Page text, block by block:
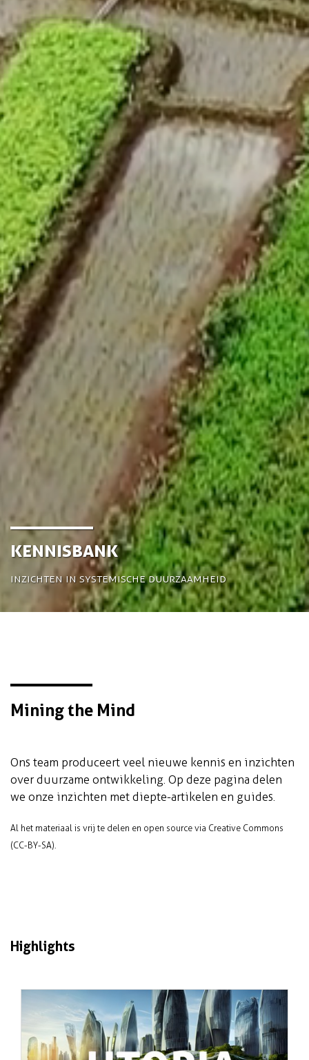
Kennisbank
Inzichten in systemische duurzaamheid
Mining the Mind
Ons team produceert veel nieuwe kennis en inzichten
over duurzame ontwikkeling. Op deze pagina delen
we onze inzichten met diepte-artikelen en guides.
Al het materiaal is vrij te delen en open source via Creative Commons
(CC-BY-SA).
Highlights
stedenbouw